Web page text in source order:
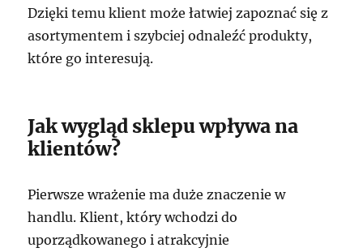
Dzięki temu klient może łatwiej zapoznać się z
asortymentem i szybciej odnaleźć produkty,
które go interesują.
Jak wygląd sklepu wpływa na
klientów?
Pierwsze wrażenie ma duże znaczenie w
handlu. Klient, który wchodzi do
uporządkowanego i atrakcyjnie